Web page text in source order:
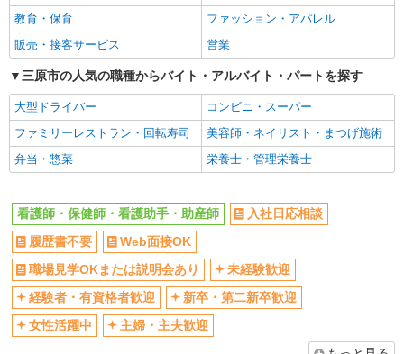
教育・保育
ファッション・アパレル
販売・接客サービス
営業
三原市の人気の職種からバイト・アルバイト・パートを探す
大型ドライバー
コンビニ・スーパー
ファミリーレストラン・回転寿司
美容師・ネイリスト・まつげ施術
弁当・惣菜
栄養士・管理栄養士
看護師・保健師・看護助手・助産師
入社日応相談
履歴書不要
Web面接OK
職場見学OKまたは説明会あり
未経験歓迎
経験者・有資格者歓迎
新卒・第二新卒歓迎
女性活躍中
主婦・主夫歓迎